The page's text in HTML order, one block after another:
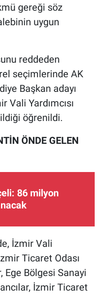
gereği söz
uygun
reddeden
seçimlerinde AK
Başkan adayı
Vali Yardımcısı
öğrenildi.
ÖNDE GELEN
86 milyon
İzmir Vali
Ticaret Odası
Ege Bölgesi Sanayi
İzmir Ticaret